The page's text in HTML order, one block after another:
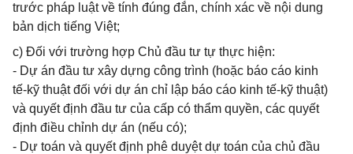
trước pháp luật về tính đúng đắn, chính xác về nội dung
bản dịch tiếng Việt;
c) Đối với trường hợp Chủ đầu tư tự thực hiện:
- Dự án đầu tư xây dựng công trình (hoặc báo cáo kinh
tế-kỹ thuật đối với dự án chỉ lập báo cáo kinh tế-kỹ thuật)
và quyết định đầu tư của cấp có thẩm quyền, các quyết
định điều chỉnh dự án (nếu có);
- Dự toán và quyết định phê duyệt dự toán của chủ đầu